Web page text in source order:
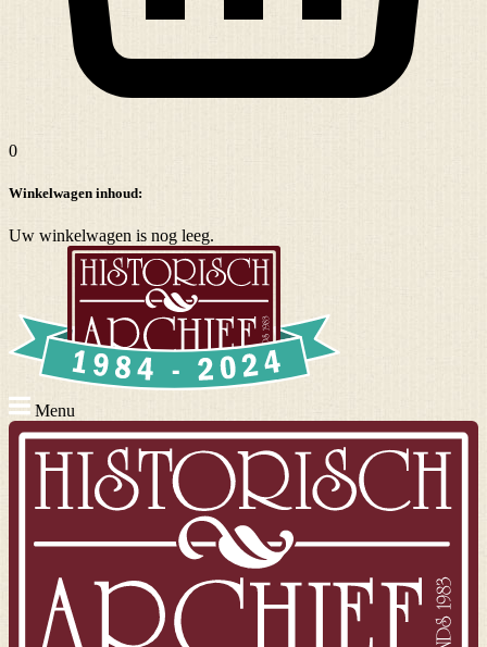
0
Winkelwagen inhoud:
Uw winkelwagen is nog leeg.
Menu